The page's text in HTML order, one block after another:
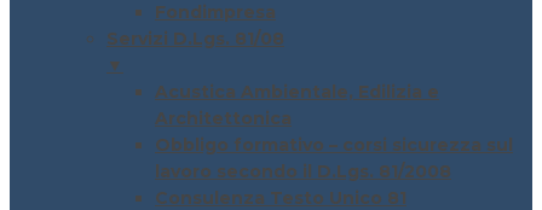
Fondimpresa
Servizi D.Lgs. 81/08
▼
Acustica Ambientale, Edilizia e
Architettonica
Obbligo formativo – corsi sicurezza sul
lavoro secondo il D.Lgs. 81/2008
Consulenza Testo Unico 81